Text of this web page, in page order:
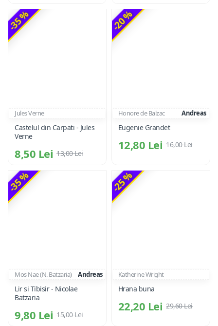
-35 %
Jules Verne
Castelul din Carpati - Jules
Verne
8,50 Lei 13,00 Lei
-20 %
Honore de Balzac Andreas
Eugenie Grandet
12,80 Lei 16,00 Lei
-35 %
Mos Nae (N. Batzaria) Andreas
Lir si Tibisir - Nicolae
Batzaria
9,80 Lei 15,00 Lei
-25 %
Katherine Wright
Hrana buna
22,20 Lei 29,60 Lei